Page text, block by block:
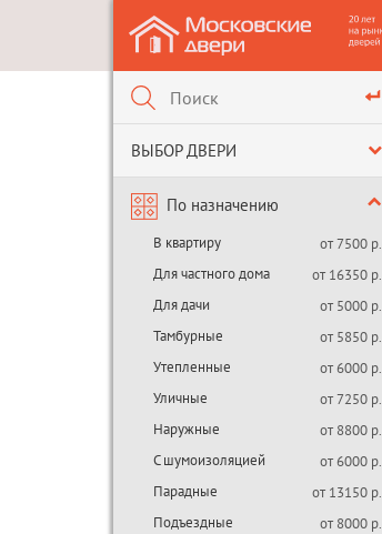
ВЫБОР ДВЕРИ
По назначению
В квартиру
от 7500 р.
Для частного дома
от 16350 р.
Для дачи
от 5000 р.
Тамбурные
от 5850 р.
Утепленные
от 6000 р.
Уличные
от 7250 р.
Наружные
от 8800 р.
С шумоизоляцией
от 6000 р.
Парадные
от 13150 р.
Подъездные
от 8000 р.